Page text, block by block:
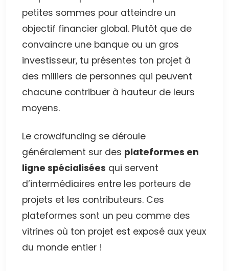
petites sommes pour atteindre un
objectif financier global. Plutôt que de
convaincre une banque ou un gros
investisseur, tu présentes ton projet à
des milliers de personnes qui peuvent
chacune contribuer à hauteur de leurs
moyens.
Le crowdfunding se déroule
généralement sur des plateformes en
ligne spécialisées qui servent
d’intermédiaires entre les porteurs de
projets et les contributeurs. Ces
plateformes sont un peu comme des
vitrines où ton projet est exposé aux yeux
du monde entier !